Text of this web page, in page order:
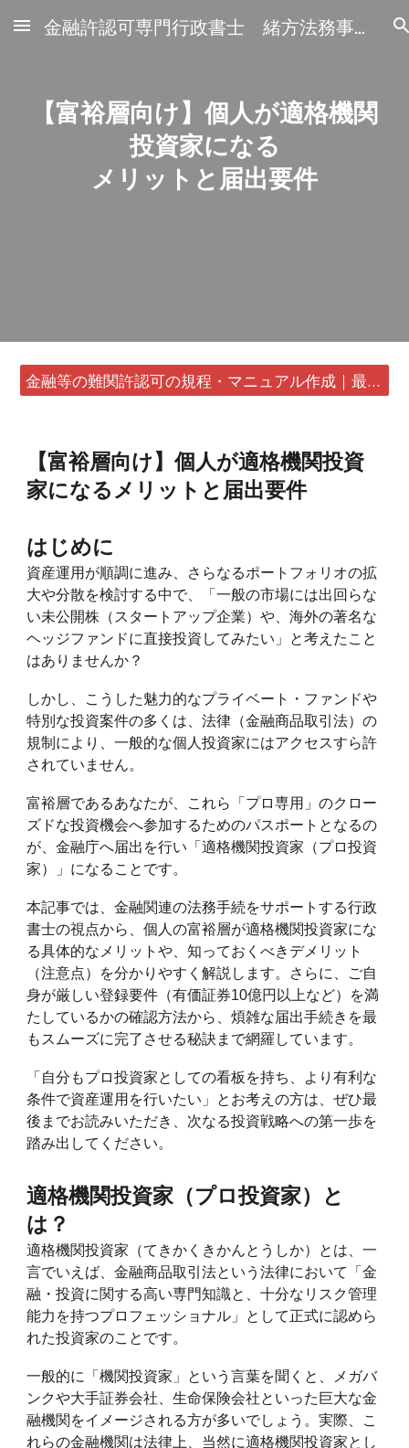
Skip to main content Skip to navigation
金融許認可専門行政書士 緒方法務事務所
【富裕層向け】個人が適格機関
投資家になる
メリットと届出要件
金融等の難関許認可の規程・マニュアル作成｜最短24時間・書類1通から
【富裕層向け】個人が適格機関投資
家になるメリットと届出要件
はじめに
資産運用が順調に進み、さらなるポートフォリオの拡
大や分散を検討する中で、「一般の市場には出回らな
い未公開株（スタートアップ企業）や、海外の著名な
ヘッジファンドに直接投資してみたい」と考えたこと
はありませんか？
しかし、こうした魅力的なプライベート・ファンドや
特別な投資案件の多くは、法律（金融商品取引法）の
規制により、一般的な個人投資家にはアクセスすら許
されていません。
富裕層であるあなたが、これら「プロ専用」のクロー
ズドな投資機会へ参加するためのパスポートとなるの
が、金融庁へ届出を行い「適格機関投資家（プロ投資
家）」になることです。
本記事では、金融関連の法務手続をサポートする行政
書士の視点から、個人の富裕層が適格機関投資家にな
る具体的なメリットや、知っておくべきデメリット
（注意点）を分かりやすく解説します。さらに、ご自
身が厳しい登録要件（有価証券10億円以上など）を満
たしているかの確認方法から、煩雑な届出手続きを最
もスムーズに完了させる秘訣まで網羅しています。
「自分もプロ投資家としての看板を持ち、より有利な
条件で資産運用を行いたい」とお考えの方は、ぜひ最
後までお読みいただき、次なる投資戦略への第一歩を
踏み出してください。
適格機関投資家（プロ投資家）と
は？
適格機関投資家（てきかくきかんとうしか）とは、一
言でいえば、金融商品取引法という法律において「金
融・投資に関する高い専門知識と、十分なリスク管理
能力を持つプロフェッショナル」として正式に認めら
れた投資家のことです。
一般的に「機関投資家」という言葉を聞くと、メガバ
ンクや大手証券会社、生命保険会社といった巨大な金
融機関をイメージされる方が多いでしょう。実際、こ
れらの金融機関は法律上、当然に適格機関投資家とし